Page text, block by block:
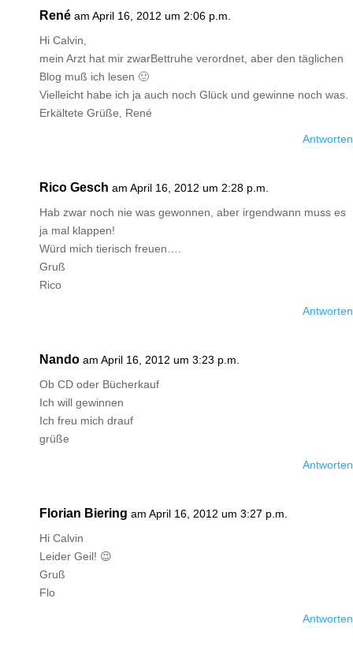
René am April 16, 2012 um 2:06 p.m.
Hi Calvin,
mein Arzt hat mir zwarBettruhe verordnet, aber den täglichen
Blog muß ich lesen 🙂
Vielleicht habe ich ja auch noch Glück und gewinne noch was.
Erkältete Grüße, René
Antworten
Rico Gesch am April 16, 2012 um 2:28 p.m.
Hab zwar noch nie was gewonnen, aber irgendwann muss es
ja mal klappen!
Würd mich tierisch freuen….
Gruß
Rico
Antworten
Nando am April 16, 2012 um 3:23 p.m.
Ob CD oder Bücherkauf
Ich will gewinnen
Ich freu mich drauf
grüße
Antworten
Florian Biering am April 16, 2012 um 3:27 p.m.
Hi Calvin
Leider Geil! 😉
Gruß
Flo
Antworten